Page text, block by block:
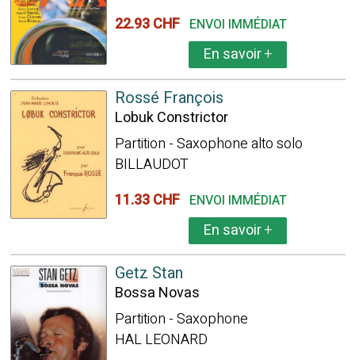
22.93 CHF ENVOI IMMÉDIAT
En savoir+
Rossé François
Lobuk Constrictor
Partition - Saxophone alto solo
BILLAUDOT
11.33 CHF ENVOI IMMÉDIAT
En savoir+
Getz Stan
Bossa Novas
Partition - Saxophone
HAL LEONARD